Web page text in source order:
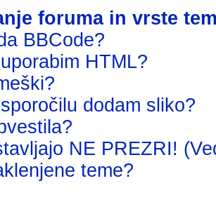
foruma in vrste
BBCode?
HTML?
dodam sliko?
NE PREZRI!
teme?